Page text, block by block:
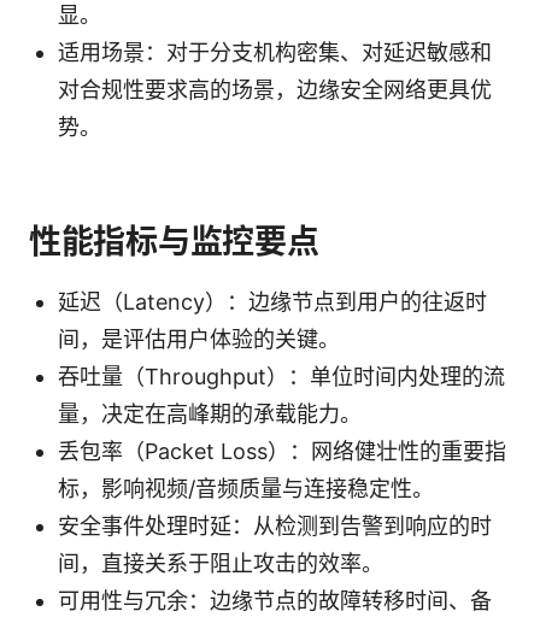
显。
适用场景：对于分支机构密集、对延迟敏感和
对合规性要求高的场景，边缘安全网络更具优
势。
性能指标与监控要点
延迟（Latency）：边缘节点到用户的往返时
间，是评估用户体验的关键。
吞吐量（Throughput）：单位时间内处理的流
量，决定在高峰期的承载能力。
丢包率（Packet Loss）：网络健壮性的重要指
标，影响视频/音频质量与连接稳定性。
安全事件处理时延：从检测到告警到响应的时
间，直接关系于阻止攻击的效率。
可用性与冗余：边缘节点的故障转移时间、备